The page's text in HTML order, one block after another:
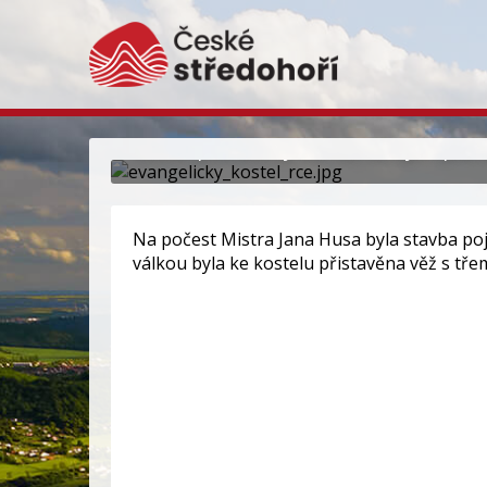
Evangelický kostel –
Na počest Mistra Jana Husa byla stavba
válkou byla ke kostelu přistavěna věž s